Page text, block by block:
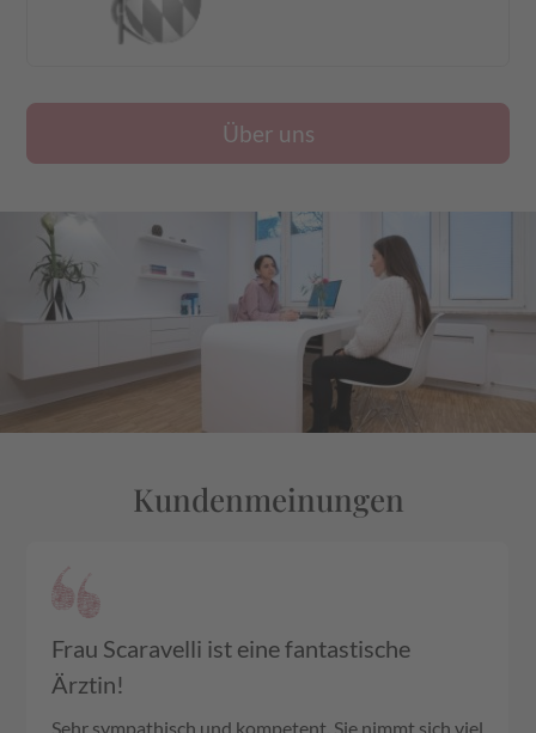
Über uns
Kundenmeinungen
Frau Scaravelli ist eine fantastische
Ärztin!
Sehr sympathisch und kompetent. Sie nimmt sich viel